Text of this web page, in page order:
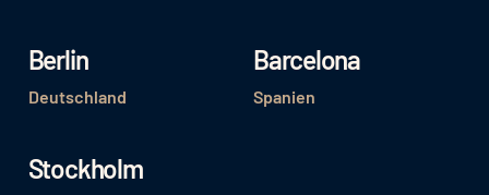
Berlin
Deutschland
Barcelona
Spanien
Stockholm